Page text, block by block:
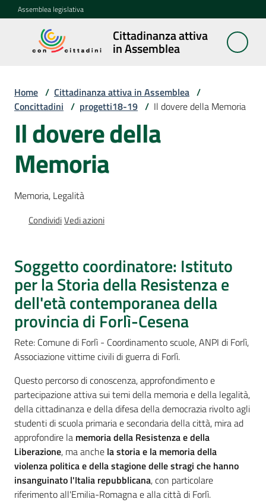
Vai al contenuto
Vai alla navigazione
Vai al footer
Assemblea legislativa
Cittadinanza attiva
in Assemblea
Cittadinanza
attiva in
Concittadini
Menu selezionato
Porte
aperte
Assemblea
Mostre
Percorsi
sulla
memoria
Seguici
Home / Cittadinanza attiva in Assemblea /
Concittadini / progetti18-19 / Il dovere della Memoria
Il dovere della
Memoria
Memoria, Legalità
CondividiVedi azioni
Soggetto coordinatore: Istituto
per la Storia della Resistenza e
dell'età contemporanea della
provincia di Forlì-Cesena
Rete: Comune di Forlì - Coordinamento scuole, ANPI di Forlì,
Associazione vittime civili di guerra di Forlì.
Questo percorso di conoscenza, approfondimento e
partecipazione attiva sui temi della memoria e della legalità,
della cittadinanza e della difesa della democrazia rivolto agli
studenti di scuola primaria e secondaria della città, mira ad
approfondire la memoria della Resistenza e della
Liberazione, ma anche la storia e la memoria della
violenza politica e della stagione delle stragi che hanno
insanguinato l'Italia repubblicana, con particolare
riferimento all'Emilia-Romagna e alla città di Forlì.